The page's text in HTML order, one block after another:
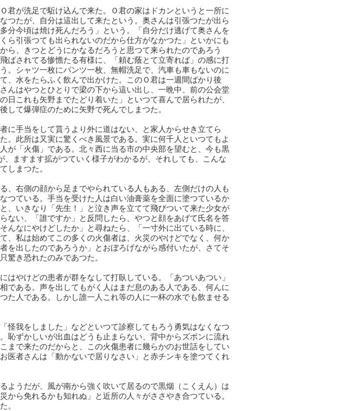
君が洗足で駈け込んで来た。Ｏ君の家はドカンというと一所に
つたが、自分は這出して来たという。奥さんは引張つたが出ら
分今頃は焼け死んだろう」という。「自分だけ逃げて奥さんを
ら引張つても出られないのだから仕方がなかつた」といかにも
ら、きつとどうにかなるだろうと思つて来られたのであろう
ばされてる惨憺たる有様に、「頼む蔭とて立寄れば」の感に打
。シャツ一枚にパンツ一枚、無帽洗足で、汽車も車もないのに
、水をたらふく飲んで出かけた。このＯ君は一週間ばかり後
んはやつとひとりで梁の下から這い出し、一晩中、前の公会堂
日これも矢野までたどり着いた」といつて喜んで居られたが、
して爆弾症のために矢野で死んでしまつた。
に手当をして貰うより外に道はない、と家人からせき立てら
。此所は又実に驚くべき風景である。実に何千人といつてもよ
が「火傷」である。北々西に当る市の中央部を望むと、今も黒
ますます拡がつていく様子がわかるが、それしても、こんな
しまつた。
、右側の顔から足までやられている人もある、左側だけの人も
つている。手当を受けた人は白い油膏薬を全面に塗つているか
、いきなり「先生！」と泣き声を立てて飛びついて来た少女が
ない、「誰ですか」と反問したら、やつと顔をあげて氏名を答
んなにやけどしたか」と尋ねたら、「一寸外に出ている時に、
、私は始めてこの多くの火傷者は、火災のやけどでなく、何か
を出したのであろうか」とおぼろげながら感付いたが、さてそ
驚き恐れたのみであつた。
はやけどの患者が群をなして打臥している。「あついあつい」
である。声を出してもがく人はまだ息のある人である、何んに
た人である。しかし誰一人これ等の人に一杯の水でも飲ませる
怪我をしました」などといつて診察してもろう勇気はなくなつ
恥ずかしいが出血はどうも止まらない、背中からズボンに流れ
まで来たのだからと、この火傷患者に幾らかのお世話をしてい
医者さんは「動かないで居りなさい」と赤チンキを塗つてくれ
ようだが、風が南から強く吹いて居るので黒烟（こくえん）は
から免れるかも知れぬ」と近所の人々がささやき合つている。
。